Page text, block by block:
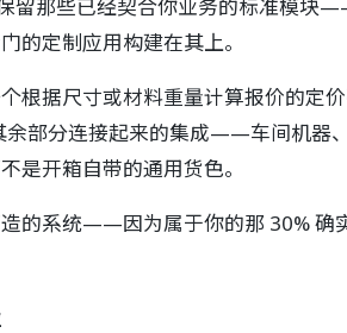
留那些已经契合你业务的标准模
的定制应用构建在其上。
据尺寸或材料重量计算报价的定
余部分连接起来的集成——车间机器
是开箱自带的通用货色。
的系统——因为属于你的那 30%